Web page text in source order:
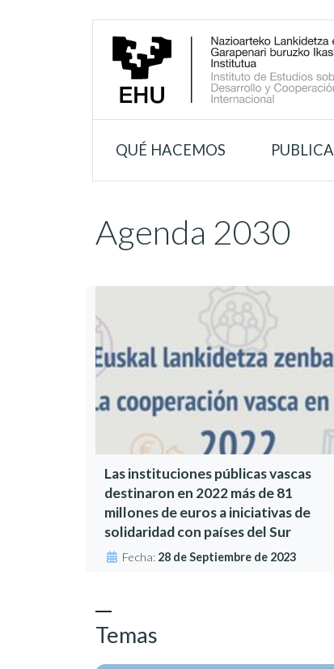
QUÉ HACEMOS
Agenda 2030
Las instituciones públicas vascas
destinaron en 2022 más de 81
millones de euros a iniciativas de
solidaridad con países del Sur
Fecha: 28 de Septiembre de 2023
Temas